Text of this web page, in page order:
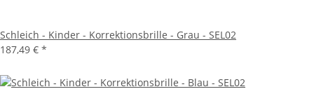
Schleich - Kinder - Korrektionsbrille - Grau - SEL02
187,49 € *